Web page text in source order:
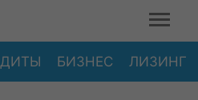
БИЗНЕС ЛИЗИНГ